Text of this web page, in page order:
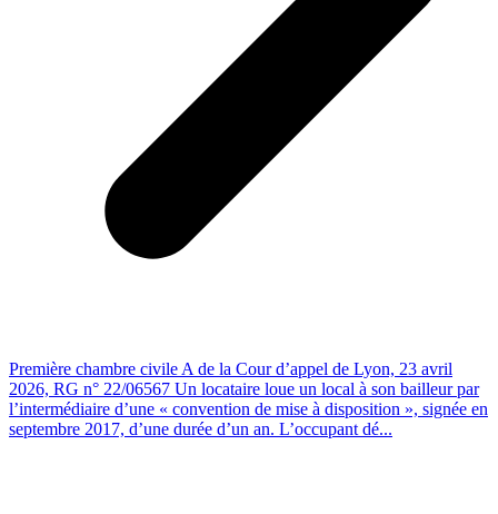
Première chambre civile A de la Cour d’appel de Lyon, 23 avril
2026, RG n° 22/06567 Un locataire loue un local à son bailleur par
l’intermédiaire d’une « convention de mise à disposition », signée en
septembre 2017, d’une durée d’un an. L’occupant dé...